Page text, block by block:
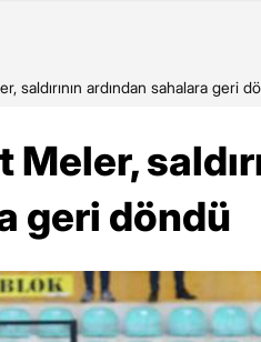
saldırının ardından sahalara geri
geri döndü